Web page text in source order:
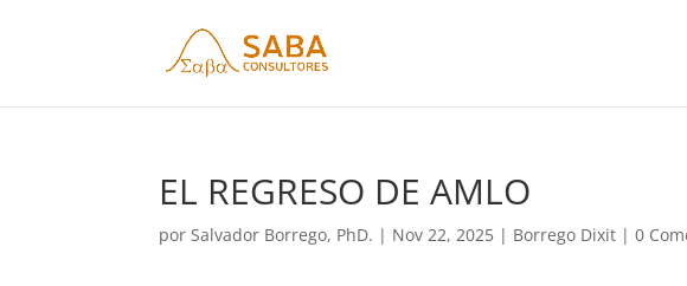
EL REGRESO DE AMLO
porSalvador Borrego, PhD. | Nov 22, 2025 | Borrego Dixit |0